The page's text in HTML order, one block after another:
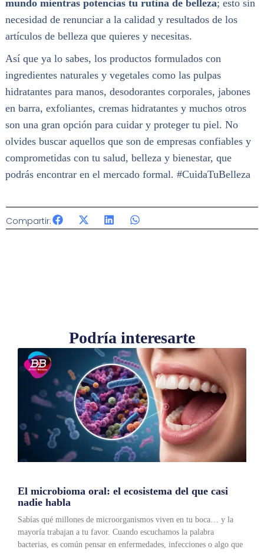
mundo mientras potencias tu rutina de belleza; esto sin
necesidad de renunciar a la calidad y resultados de los
artículos de belleza que quieres y necesitas.
Así que ya lo sabes, los productos formulados con
ingredientes naturales y vegetales como las pulpas
hidratantes para manos, desodorantes corporales, jabones
en barra, exfoliantes, cremas hidratantes y muchos otros
son una gran opción para cuidar y proteger tu piel. No
olvides buscar aquellos que son de empresas confiables y
comprometidas con tu salud, belleza y bienestar, que
podrás encontrar en el mercado formal. #CuidaTuBelleza
Compartir:
Podría interesarte
El microbioma oral: el ecosistema del que casi
nadie habla
Sabías qué millones de microorganismos viven en tu boca… y la
mayoría trabajan a tu favor. Cuando escuchamos la palabra
bacterias, es común pensar en enfermedades, infecciones o algo que